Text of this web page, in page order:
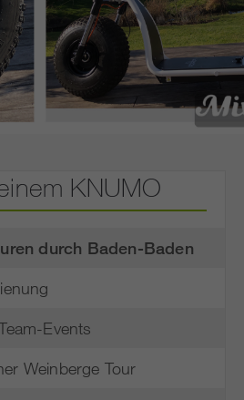
KNUMO
durch Baden-Baden
Events
Weinberge Tour